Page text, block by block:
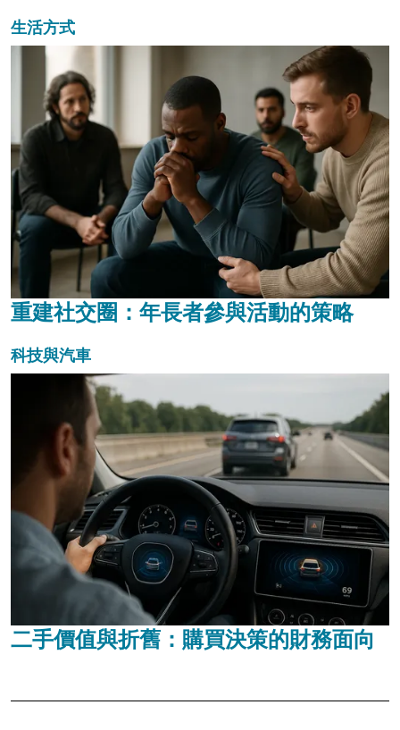
生活方式
重建社交圈：年長者參與活動的策略
科技與汽車
二手價值與折舊：購買決策的財務面向